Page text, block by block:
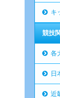
キ
競技
各
日
近